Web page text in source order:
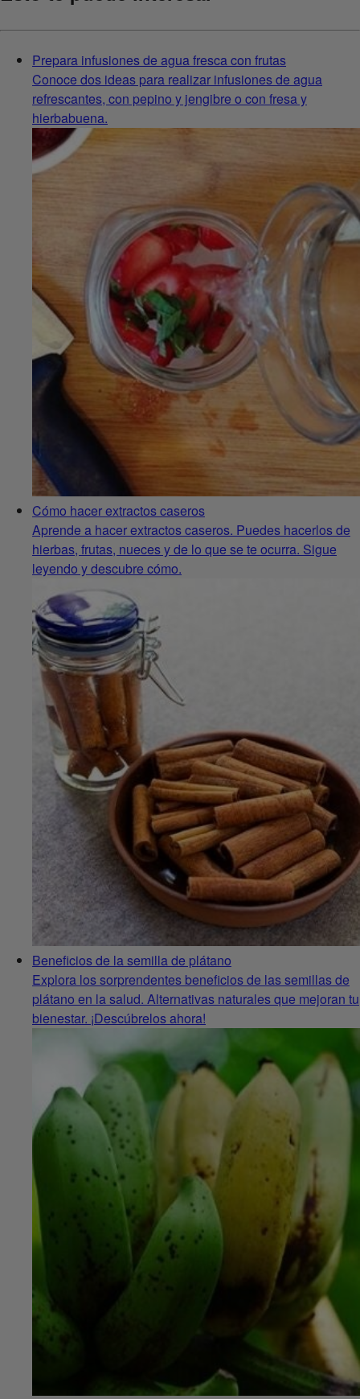
Prepara infusiones de agua fresca con frutas
Conoce dos ideas para realizar infusiones de agua
refrescantes, con pepino y jengibre o con fresa y
hierbabuena.
Cómo hacer extractos caseros
Aprende a hacer extractos caseros. Puedes hacerlos de
hierbas, frutas, nueces y de lo que se te ocurra. Sigue
leyendo y descubre cómo.
Beneficios de la semilla de plátano
Explora los sorprendentes beneficios de las semillas de
plátano en la salud. Alternativas naturales que mejoran tu
bienestar. ¡Descúbrelos ahora!